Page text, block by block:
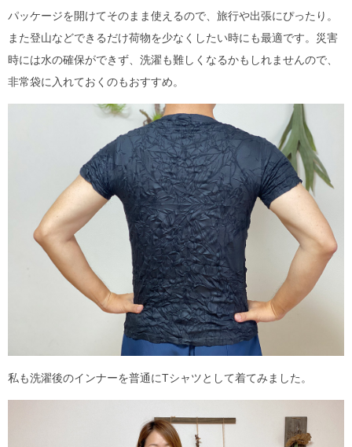
パッケージを開けてそのまま使えるので、旅行や出張にぴったり。
また登山などできるだけ荷物を少なくしたい時にも最適です。災害
時には水の確保ができず、洗濯も難しくなるかもしれませんので、
非常袋に入れておくのもおすすめ。
私も洗濯後のインナーを普通にTシャツとして着てみました。